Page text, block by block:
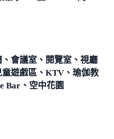
會議室、閱覽室、視廳
遊戲區、KTV、瑜伽教
Bar、空中花園